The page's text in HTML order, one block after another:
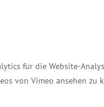
für die Website-
von Vimeo ansehen zu
der Hamburg